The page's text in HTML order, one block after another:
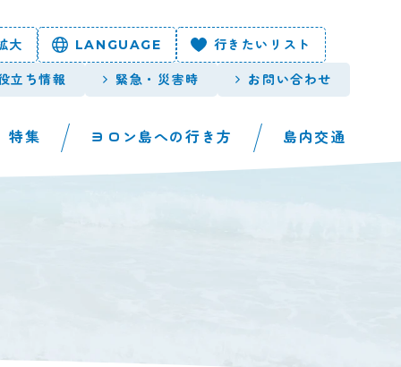
大 LANGUAGE 行きたいリスト
立ち情報 緊急・災害時 お問い合わせ
特集 ヨロン島への行き方 島内交通